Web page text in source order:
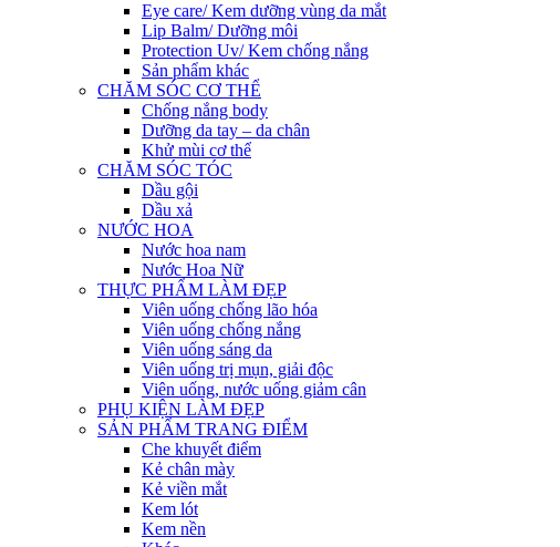
Eye care/ Kem dưỡng vùng da mắt
Lip Balm/ Dưỡng môi
Protection Uv/ Kem chống nắng
Sản phẩm khác
CHĂM SÓC CƠ THỂ
Chống nắng body
Dưỡng da tay – da chân
Khử mùi cơ thể
CHĂM SÓC TÓC
Dầu gội
Dầu xả
NƯỚC HOA
Nước hoa nam
Nước Hoa Nữ
THỰC PHẨM LÀM ĐẸP
Viên uống chống lão hóa
Viên uống chống nắng
Viên uống sáng da
Viên uống trị mụn, giải độc
Viên uống, nước uống giảm cân
PHỤ KIỆN LÀM ĐẸP
SẢN PHẨM TRANG ĐIỂM
Che khuyết điểm
Kẻ chân mày
Kẻ viền mắt
Kem lót
Kem nền